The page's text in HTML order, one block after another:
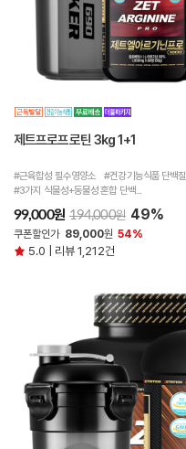
제트프로프로틴 3kg 1+1
#근육합성 필수영양소 #건강기능식품 단백질
#3가지 식물성+동물성 혼합 단백...
99,000원 194,000원 49%
쿠폰할인가 89,000원 54%
5.0 | 리뷰 1,212건